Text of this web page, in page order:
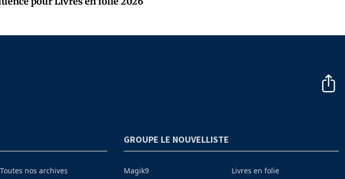
Toutes nos archives
GROUPE LE NOUVELLISTE
Magik9
Livres en folie